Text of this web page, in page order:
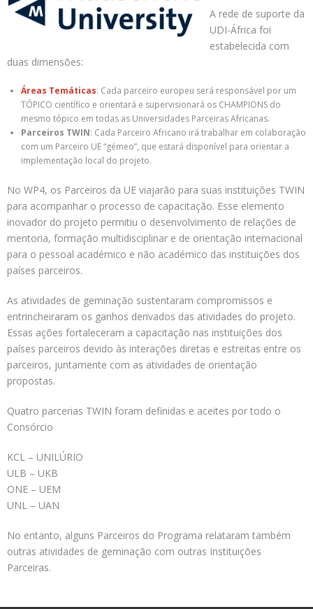
A rede de suporte da
UDI-África foi
estabelecida com
duas dimensões:
Áreas Temáticas: Cada parceiro europeu será responsável por um
TÓPICO científico e orientará e supervisionará os CHAMPIONS do
mesmo tópico em todas as Universidades Parceiras Africanas.
Parceiros TWIN: Cada Parceiro Africano irá trabalhar em colaboração
com um Parceiro UE “gémeo”, que estará disponível para orientar a
implementação local do projeto.
No WP4, os Parceiros da UE viajarão para suas instituições TWIN
para acompanhar o processo de capacitação. Esse elemento
inovador do projeto permitiu o desenvolvimento de relações de
mentoria, formação multidisciplinar e de orientação internacional
para o pessoal académico e não académico das instituições dos
países parceiros.
As atividades de geminação sustentaram compromissos e
entrincheiraram os ganhos derivados das atividades do projeto.
Essas ações fortaleceram a capacitação nas instituições dos
países parceiros devido às interações diretas e estreitas entre os
parceiros, juntamente com as atividades de orientação
propostas.
Quatro parcerias TWIN foram definidas e aceites por todo o
Consórcio
KCL – UNILÚRIO
ULB – UKB
ONE – UEM
UNL – UAN
No entanto, alguns Parceiros do Programa relataram também
outras atividades de geminação com outras Instituições
Parceiras.